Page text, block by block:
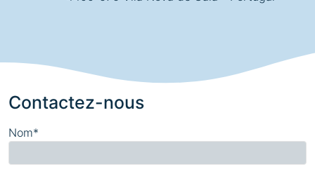
Contactez-nous
Nom*